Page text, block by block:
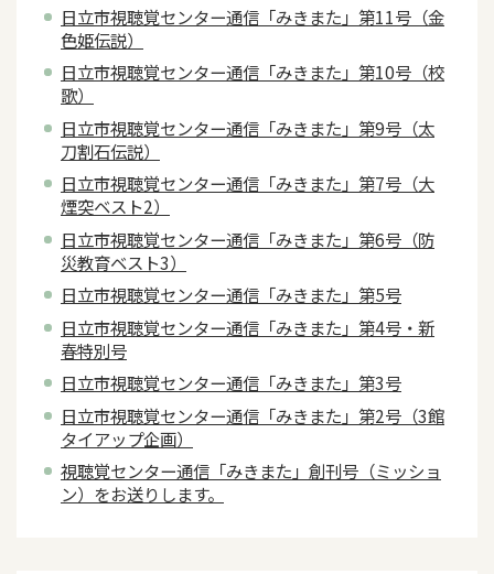
日立市視聴覚センター通信「みきまた」第11号（金
色姫伝説）
日立市視聴覚センター通信「みきまた」第10号（校
歌）
日立市視聴覚センター通信「みきまた」第9号（太
刀割石伝説）
日立市視聴覚センター通信「みきまた」第7号（大
煙突ベスト2）
日立市視聴覚センター通信「みきまた」第6号（防
災教育ベスト3）
日立市視聴覚センター通信「みきまた」第5号
日立市視聴覚センター通信「みきまた」第4号・新
春特別号
日立市視聴覚センター通信「みきまた」第3号
日立市視聴覚センター通信「みきまた」第2号（3館
タイアップ企画）
視聴覚センター通信「みきまた」創刊号（ミッショ
ン）をお送りします。